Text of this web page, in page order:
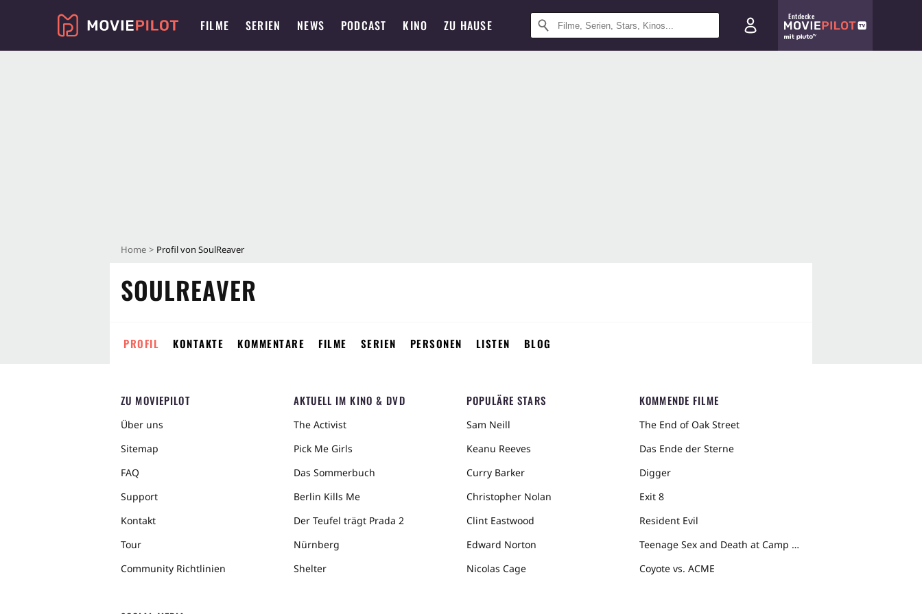
FILME SERIEN NEWS PODCAST KINO ZU HAUSE
Entdecke
Home Profil von SoulReaver
SOULREAVER
PROFIL KONTAKTE KOMMENTARE FILME SERIEN PERSONEN LISTEN BLOG
ZU MOVIEPILOT
Über uns
Sitemap
FAQ
Support
Kontakt
Tour
Community Richtlinien
AKTUELL IM KINO & DVD
The Activist
Pick Me Girls
Das Sommerbuch
Berlin Kills Me
Der Teufel trägt Prada 2
Nürnberg
Shelter
POPULÄRE STARS
Sam Neill
Keanu Reeves
Curry Barker
Christopher Nolan
Clint Eastwood
Edward Norton
Nicolas Cage
KOMMENDE FILME
The End of Oak Street
Das Ende der Sterne
Digger
Exit 8
Resident Evil
Teenage Sex and Death at Camp Miasma
Coyote vs. ACME